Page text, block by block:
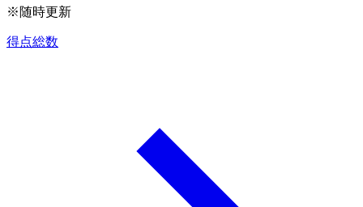
※随時更新
得点総数